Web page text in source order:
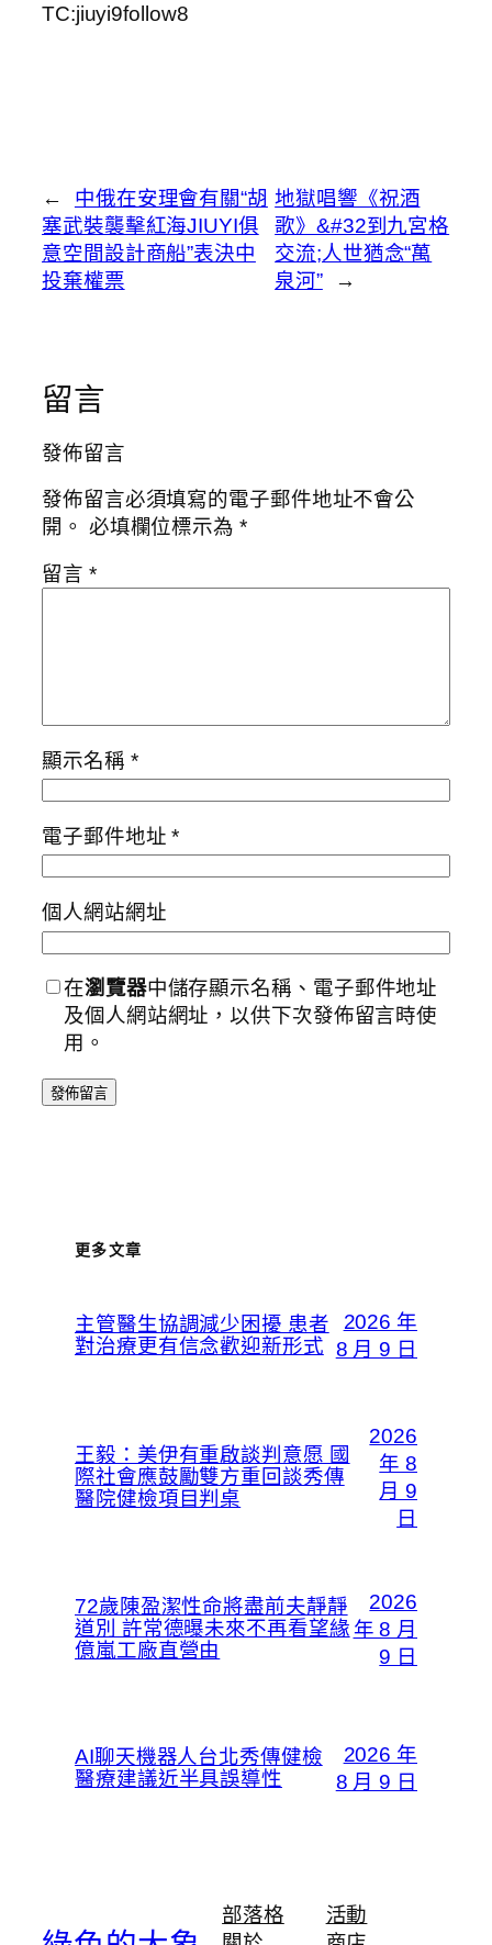
TC:jiuyi9follow8
←
中俄在安理會有關“胡
塞武裝襲擊紅海JIUYI俱
意空間設計商船”表決中
投棄權票
地獄唱響《祝酒
歌》&#32到九宮格
交流;人世猶念“萬
泉河”
→
留言
發佈留言
發佈留言必須填寫的電子郵件地址不會公
開。 必填欄位標示為 *
留言 *
顯示名稱 *
電子郵件地址*
個人網站網址
在瀏覽器中儲存顯示名稱、電子郵件地址
及個人網站網址，以供下次發佈留言時使
用。
更多文章
主管醫生協調減少困擾 患者
對治療更有信念歡迎新形式
2026 年
8 月 9 日
王毅：美伊有重啟談判意愿 國
際社會應鼓勵雙方重回談秀傳
醫院健檢項目判桌
2026
年 8
月 9
日
72歲陳盈潔性命將盡前夫靜靜
道別 許常德曝未來不再看望緣
億嵐工廠直營由
2026
年 8 月
9 日
AI聊天機器人台北秀傳健檢
醫療建議近半具誤導性
2026 年
8 月 9 日
部落格
活動